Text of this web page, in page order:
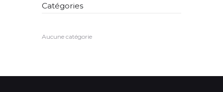
Catégories
Aucune catégorie